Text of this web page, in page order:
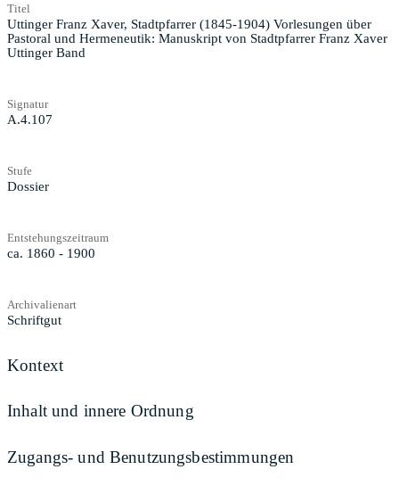
Titel
Uttinger Franz Xaver, Stadtpfarrer (1845-1904) Vorlesungen über
Pastoral und Hermeneutik: Manuskript von Stadtpfarrer Franz Xaver
Uttinger Band
Signatur
A.4.107
Stufe
Dossier
Entstehungszeitraum
ca. 1860 - 1900
Archivalienart
Schriftgut
Kontext
Inhalt und innere Ordnung
Zugangs- und Benutzungsbestimmungen